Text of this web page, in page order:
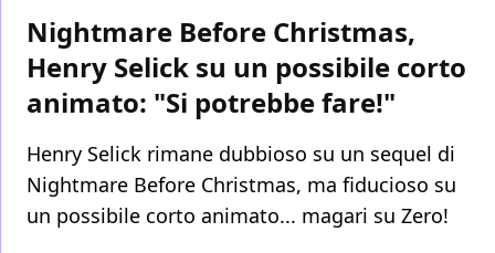
Nightmare Before Christmas,
Henry Selick su un possibile corto
animato: "Si potrebbe fare!"
Henry Selick rimane dubbioso su un sequel di
Nightmare Before Christmas, ma fiducioso su
un possibile corto animato... magari su Zero!